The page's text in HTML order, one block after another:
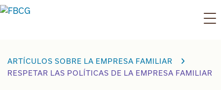
Ir
ARTÍCULOS SOBRE LA EMPRESA FAMILIAR
RESPETAR LAS POLÍTICAS DE LA EMPRESA FAMILIAR